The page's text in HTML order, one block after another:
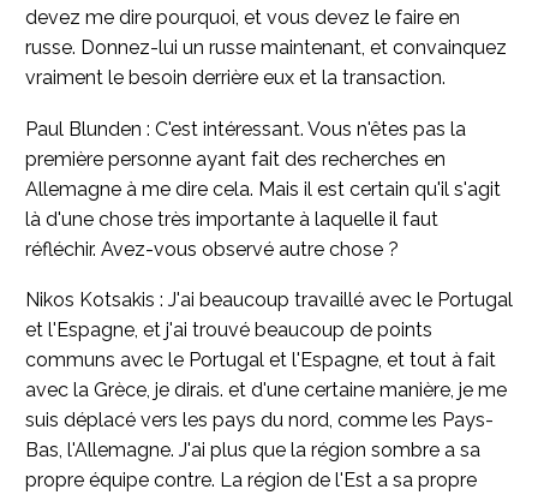
devez me dire pourquoi, et vous devez le faire en
russe. Donnez-lui un russe maintenant, et convainquez
vraiment le besoin derrière eux et la transaction.
Paul Blunden : C'est intéressant. Vous n'êtes pas la
première personne ayant fait des recherches en
Allemagne à me dire cela. Mais il est certain qu'il s'agit
là d'une chose très importante à laquelle il faut
réfléchir. Avez-vous observé autre chose ?
Nikos Kotsakis : J'ai beaucoup travaillé avec le Portugal
et l'Espagne, et j'ai trouvé beaucoup de points
communs avec le Portugal et l'Espagne, et tout à fait
avec la Grèce, je dirais. et d'une certaine manière, je me
suis déplacé vers les pays du nord, comme les Pays-
Bas, l'Allemagne. J'ai plus que la région sombre a sa
propre équipe contre. La région de l'Est a sa propre